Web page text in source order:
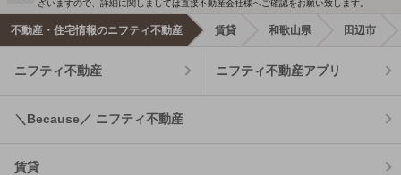
ざいますので、詳細に関しましては直接不動産会社様へご確認をお願い致します。
不動産・住宅情報のニフティ不動産 賃貸 和歌山県 田辺市
ニフティ不動産 ニフティ不動産アプリ
＼Because／ ニフティ不動産
賃貸